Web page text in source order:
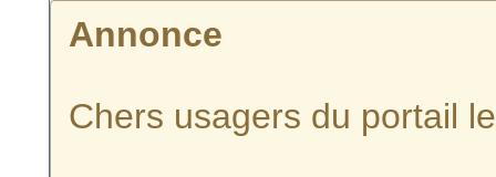
Annonce
Chers usagers du portail